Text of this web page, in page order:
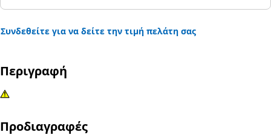
Συνδεθείτε για να δείτε την τιμή πελάτη σας
Περιγραφή
Προδιαγραφές